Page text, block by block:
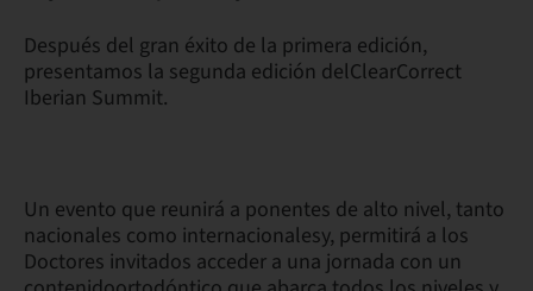
Después del gran éxito de la primera edición,
presentamos la segunda edición delClearCorrect
Iberian Summit.
Un evento que reunirá a ponentes de alto nivel, tanto
nacionales como internacionalesy, permitirá a los
Doctores invitados acceder a una jornada con un